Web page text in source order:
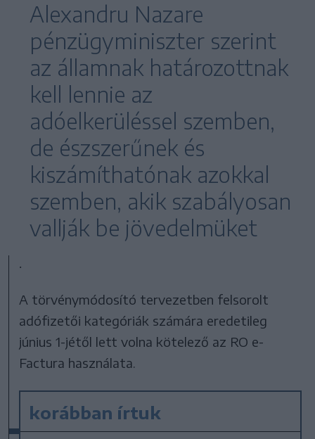
Alexandru Nazare
pénzügyminiszter szerint
az államnak határozottnak
kell lennie az
adóelkerüléssel szemben,
de észszerűnek és
kiszámíthatónak azokkal
szemben, akik szabályosan
vallják be jövedelmüket
.
A törvénymódosító tervezetben felsorolt
adófizetői kategóriák számára eredetileg
június 1-jétől lett volna kötelező az RO e-
Factura használata.
korábban írtuk